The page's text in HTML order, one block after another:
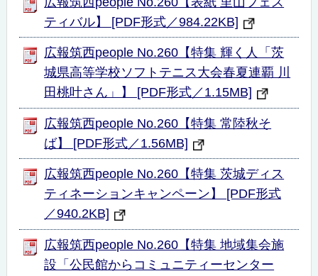
ティバル】 [PDF形式／984.22KB]
広報筑西people No.260【特集 輝く人「茨
城県高等学校ソフトテニス大会春夏連覇 川
田桃叶さん」】 [PDF形式／1.15MB]
広報筑西people No.260【特集 常陸秋そ
ば】 [PDF形式／1.56MB]
広報筑西people No.260【特集 茨城ディス
ティネーションキャンペーン】 [PDF形式
／940.2KB]
広報筑西people No.260【特集 地域集会施
設「公民館からコミュニティーセンター